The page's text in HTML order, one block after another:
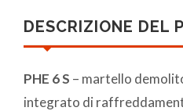
DESCRIZIONE DEL
PHE 6 S – martello
integrato di